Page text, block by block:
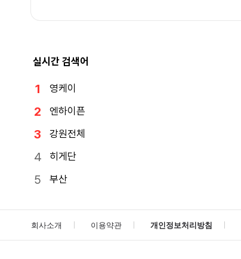
실시간 검색어
영케이
엔하이픈
강원전체
히게단
부산
회사소개 이용약관 개인정보처리방침